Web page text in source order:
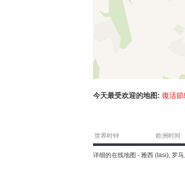
今天最受欢迎的地图: 復活節
世界时钟 欧洲时间
详细的在线地图 - 雅西 (Iasi), 罗